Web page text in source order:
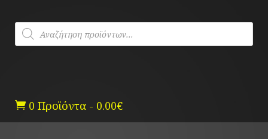
content
Products
search
 0 Προϊόντα - 0.00€